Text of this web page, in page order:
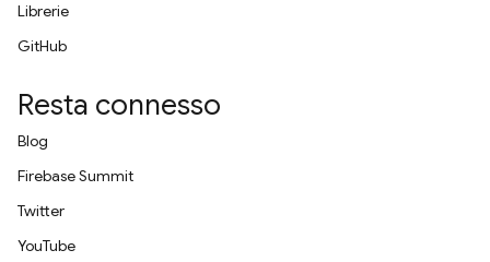
Librerie
GitHub
Resta connesso
Blog
Firebase Summit
Twitter
YouTube